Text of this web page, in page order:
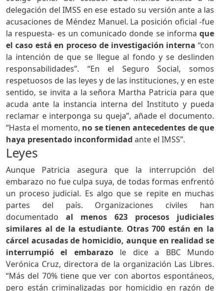
delegación del IMSS en ese estado su versión ante a las
acusaciones de Méndez Manuel. La posición oficial -fue
la respuesta- es un comunicado donde se informa que
el caso está en proceso de investigación interna “con
la intención de que se llegue al fondo y se deslinden
responsabilidades”. “En el Seguro Social, somos
respetuosos de las leyes y de las instituciones, y en este
sentido, se invita a la señora Martha Patricia para que
acuda ante la instancia interna del Instituto y pueda
reclamar e interponga su queja”, añade el documento.
“Hasta el momento, no se tienen antecedentes de que
haya presentado inconformidad ante el IMSS”.
Leyes
Aunque Patricia asegura que la interrupción del
embarazo no fue culpa suya, de todas formas enfrentó
un proceso judicial. Es algo que se repite en muchas
partes del país. Organizaciones civiles han
documentado al menos 623 procesos judiciales
similares al de la estudiante. Otras 700 están en la
cárcel acusadas de homicidio, aunque en realidad se
interrumpió el embarazo le dice a BBC Mundo
Verónica Cruz, directora de la organización Las Libres.
“Más del 70% tiene que ver con abortos espontáneos,
pero están criminalizadas por homicidio en razón de